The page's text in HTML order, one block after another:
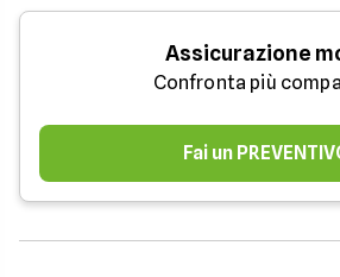
Assicurazione
Confronta più
Fai un